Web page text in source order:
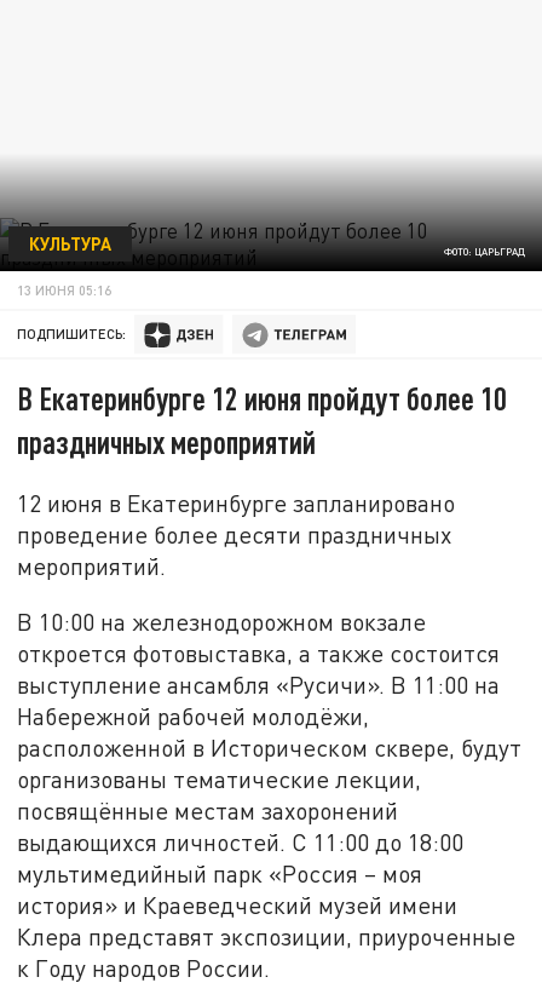
ФОТО: ЦАРЬГРАД
КУЛЬТУРА
13 ИЮНЯ 05:16
ПОДПИШИТЕСЬ:
В Екатеринбурге 12 июня пройдут более 10
праздничных мероприятий
12 июня в Екатеринбурге запланировано
проведение более десяти праздничных
мероприятий.
В 10:00 на железнодорожном вокзале
откроется фотовыставка, а также состоится
выступление ансамбля «Русичи». В 11:00 на
Набережной рабочей молодёжи,
расположенной в Историческом сквере, будут
организованы тематические лекции,
посвящённые местам захоронений
выдающихся личностей. С 11:00 до 18:00
мультимедийный парк «Россия – моя
история» и Краеведческий музей имени
Клера представят экспозиции, приуроченные
к Году народов России.